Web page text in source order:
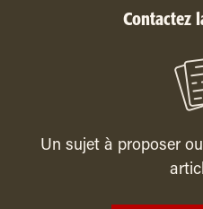
Contactez
Un sujet à proposer